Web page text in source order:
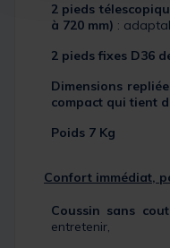
2 pieds
à 720 mm) :
2 pieds fixes D36
Dimensions
compact qui tient
Poids 7 Kg
Confort immédiat,
Coussin sans
entretenir,